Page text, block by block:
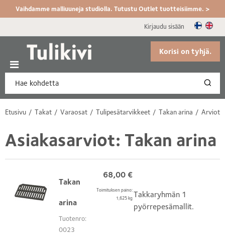
Vaihdamme malliuuneja studiolla. Tutustu Outlet tuotteisiimme. >
Kirjaudu sisään
Korisi on tyhjä.
Etusivu Takat Varaosat Tulipesätarvikkeet Takan arina Arviot
Asiakasarviot: Takan arina
Takan
arina
Tuotenro:
0023
68,00 €
Toimituksen paino:
1,625 kgTakkaryhmän 1
pyörrepesämallit.